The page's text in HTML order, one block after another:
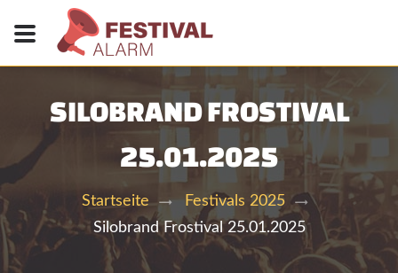
SILOBRAND FROSTIVAL
25.01.2025
Startseite
Festivals 2025
Silobrand Frostival 25.01.2025